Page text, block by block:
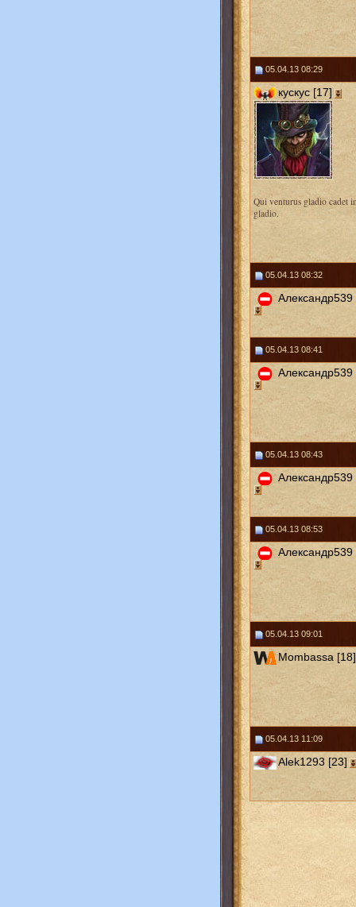
05.04.13 08:29
кускус [17]
Qui venturus gladio cadet
gladio.
05.04.13 08:32
Александр539
05.04.13 08:41
Александр539
05.04.13 08:43
Александр539
05.04.13 08:53
Александр539
05.04.13 09:01
Mombassa [18]
05.04.13 11:09
Alek1293 [23]